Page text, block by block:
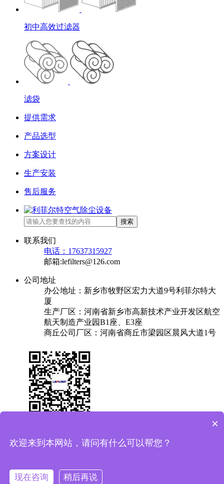
初中高效过滤器
滤袋
提供需求
产品选型
方案设计
生产安装
售后服务
搜索
联系我们
电话：17637315927
邮箱:lefilters@126.com
公司地址
办公地址：新乡市牧野区宏力大道9号利菲尔特大
厦
生产厂区：河南省新乡市高新技术产业开发区航空
航天制造产业园B1座、E3座
商丘公司厂区：河南省商丘市梁园区晨风大道1号
Copyright © 2025 利菲尔特（商标：菲瑞达） 版权所有
号：豫ICP备11005909号-11
×
欢迎来到本网站，请问有什么可以帮您？
现在咨询 稍后再说